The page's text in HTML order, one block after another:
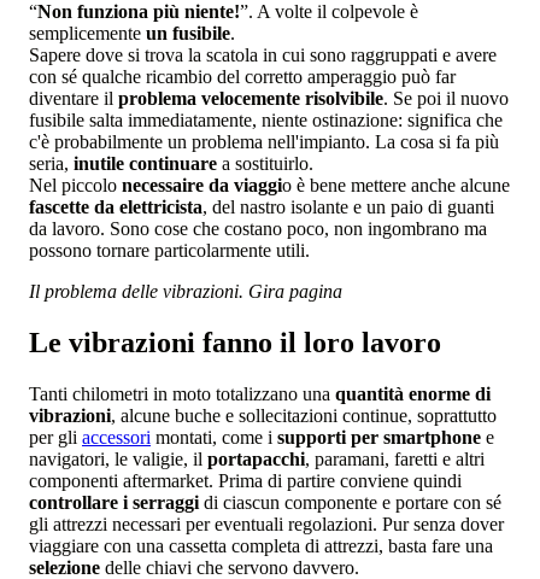
“Non funziona più niente!”. A volte il colpevole è
semplicemente un fusibile.
Sapere dove si trova la scatola in cui sono raggruppati e avere
con sé qualche ricambio del corretto amperaggio può far
diventare il problema velocemente risolvibile. Se poi il nuovo
fusibile salta immediatamente, niente ostinazione: significa che
c'è probabilmente un problema nell'impianto. La cosa si fa più
seria, inutile continuare a sostituirlo.
Nel piccolo necessaire da viaggio è bene mettere anche alcune
fascette da elettricista, del nastro isolante e un paio di guanti
da lavoro. Sono cose che costano poco, non ingombrano ma
possono tornare particolarmente utili.
Il problema delle vibrazioni. Gira pagina
Le vibrazioni fanno il loro lavoro
Tanti chilometri in moto totalizzano una quantità enorme di
vibrazioni, alcune buche e sollecitazioni continue, soprattutto
per gli accessori montati, come i supporti per smartphone e
navigatori, le valigie, il portapacchi, paramani, faretti e altri
componenti aftermarket. Prima di partire conviene quindi
controllare i serraggi di ciascun componente e portare con sé
gli attrezzi necessari per eventuali regolazioni. Pur senza dover
viaggiare con una cassetta completa di attrezzi, basta fare una
selezione delle chiavi che servono davvero.